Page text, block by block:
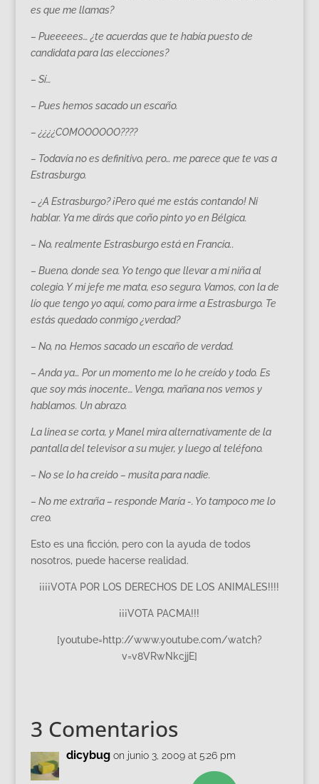
es que me llamas?
– Pueeeees… ¿te acuerdas que te había puesto de
candidata para las elecciones?
– Sí…
– Pues hemos sacado un escaño.
– ¿¿¿¿COMOOOOOO????
– Todavía no es definitivo, pero… me parece que te vas a
Estrasburgo.
– ¿A Estrasburgo? ¡Pero qué me estás contando! Ni
hablar. Ya me dirás que coño pinto yo en Bélgica.
– No, realmente Estrasburgo está en Francia..
– Bueno, donde sea. Yo tengo que llevar a mi niña al
colegio. Y mi jefe me mata, eso seguro. Vamos, con la de
lío que tengo yo aquí, como para irme a Estrasburgo. Te
estás quedado conmigo ¿verdad?
– No, no. Hemos sacado un escaño de verdad.
– Anda ya… Por un momento me lo he creído y todo. Es
que soy más inocente… Venga, mañana nos vemos y
hablamos. Un abrazo.
La linea se corta, y Manel mira alternativamente de la
pantalla del televisor a su mujer, y luego al teléfono.
– No se lo ha creido – musita para nadie.
– No me extraña – responde María -. Yo tampoco me lo
creo.
Esto es una ficción, pero con la ayuda de todos
nosotros, puede hacerse realidad.
¡¡¡¡VOTA POR LOS DERECHOS DE LOS ANIMALES!!!!
¡¡¡VOTA PACMA!!!
[youtube=http://www.youtube.com/watch?
v=v8VRwNkcjjE]
3 Comentarios
dicybug on junio 3, 2009 at 5:26 pm